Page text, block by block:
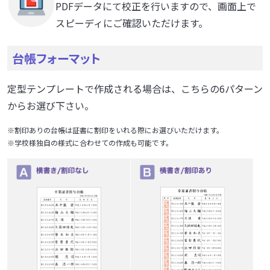
PDFデータにて校正を行いますので、画面上で
スピーディにご確認いただけます。
台帳フォーマット
定型テンプレートで作成される場合は、こちらの6パターン
からお選び下さい。
※割印ありの台帳は証書に割印をいれる際にお選びいただけます。
※学校様独自の様式に合わせての作成も可能です。